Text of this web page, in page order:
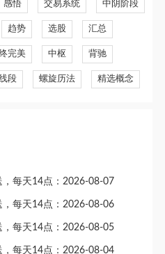
感悟 交易系统 中阴阶段
趋势 选股 汇总
完美 中枢 背驰
段 螺旋历法 精选概念
每天14点：2026-08-07
每天14点：2026-08-06
每天14点：2026-08-05
每天14点：2026-08-04